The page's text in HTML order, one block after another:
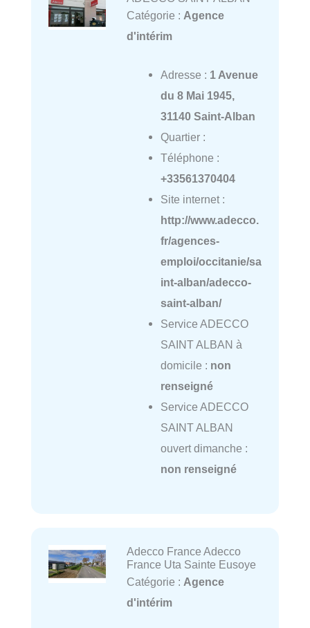
Catégorie : Agence
d'intérim
Adresse : 1 Avenue
du 8 Mai 1945,
31140 Saint-Alban
Quartier :
Téléphone :
+33561370404
Site internet :
http://www.adecco.
fr/agences-
emploi/occitanie/sa
int-alban/adecco-
saint-alban/
Service ADECCO
SAINT ALBAN à
domicile : non
renseigné
Service ADECCO
SAINT ALBAN
ouvert dimanche :
non renseigné
Adecco France Adecco
France Uta Sainte Eusoye
Catégorie : Agence
d'intérim